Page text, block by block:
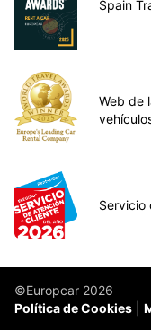
Spain
Web de
Servicio
©Europcar 2026
Política de Cookies